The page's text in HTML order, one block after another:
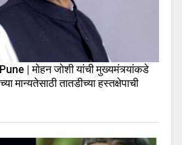
| मोहन जोशी यांची मुख्यमंत्र्यांकडे
मान्यतेसाठी तातडीच्या हस्तक्षेपाची